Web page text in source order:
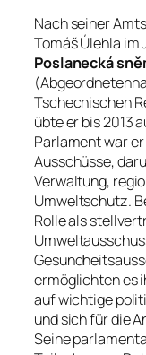
Nach seiner
Tomáš Úlehla im
Poslanecká
Tschechischen
übte er bis 2013
Parlament war
Ausschüsse,
Verwaltung,
Umweltschutz.
Rolle als
ermöglichten es
auf wichtige
und sich für die
Seine